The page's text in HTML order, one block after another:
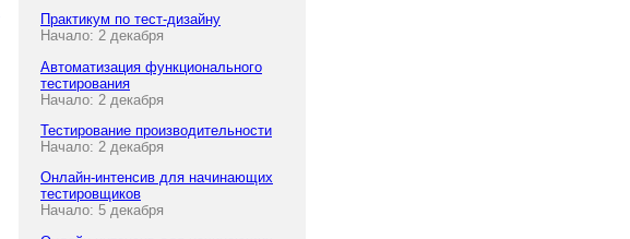
Практикум по тест-дизайну
Начало: 2 декабря
Автоматизация функционального
тестирования
Начало: 2 декабря
Тестирование производительности
Начало: 2 декабря
Онлайн-интенсив для начинающих
тестировщиков
Начало: 5 декабря